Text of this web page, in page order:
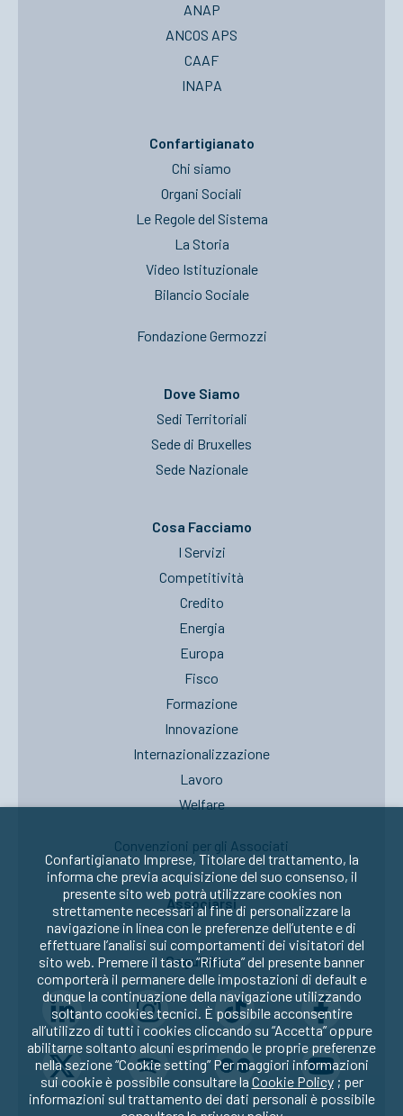
ANAP
ANCOS APS
CAAF
INAPA
Confartigianato
Chi siamo
Organi Sociali
Le Regole del Sistema
La Storia
Video Istituzionale
Bilancio Sociale
Fondazione Germozzi
Dove Siamo
Sedi Territoriali
Sede di Bruxelles
Sede Nazionale
Cosa Facciamo
I Servizi
Competitività
Credito
Energia
Europa
Fisco
Formazione
Innovazione
Internazionalizzazione
Lavoro
Welfare
Convenzioni per gli Associati
Associarsi
Seguici su:
Confartigianato Imprese, Titolare del trattamento, la
informa che previa acquisizione del suo consenso, il
presente sito web potrà utilizzare cookies non
strettamente necessari al fine di personalizzare la
navigazione in linea con le preferenze dell’utente e di
effettuare l’analisi sui comportamenti dei visitatori del
sito web. Premere il tasto “Rifiuta” del presente banner
comporterà il permanere delle impostazioni di default e
dunque la continuazione della navigazione utilizzando
soltanto cookies tecnici. È possibile acconsentire
all’utilizzo di tutti i cookies cliccando su “Accetta” oppure
abilitarne soltanto alcuni esprimendo le proprie preferenze
nella sezione “Cookie setting” Per maggiori informazioni
sui cookie è possibile consultare la Cookie Policy; per
informazioni sul trattamento dei dati personali è possibile